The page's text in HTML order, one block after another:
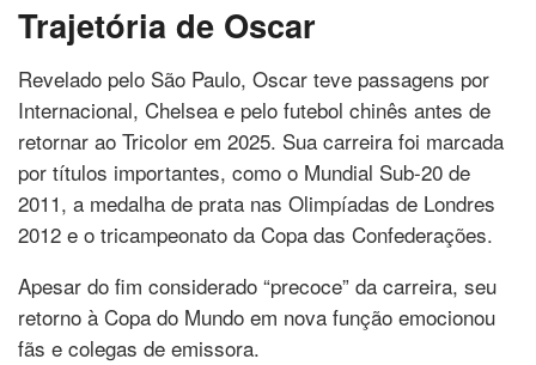
Trajetória de Oscar
Revelado pelo São Paulo, Oscar teve passagens por
Internacional, Chelsea e pelo futebol chinês antes de
retornar ao Tricolor em 2025. Sua carreira foi marcada
por títulos importantes, como o Mundial Sub-20 de
2011, a medalha de prata nas Olimpíadas de Londres
2012 e o tricampeonato da Copa das Confederações.
Apesar do fim considerado “precoce” da carreira, seu
retorno à Copa do Mundo em nova função emocionou
fãs e colegas de emissora.